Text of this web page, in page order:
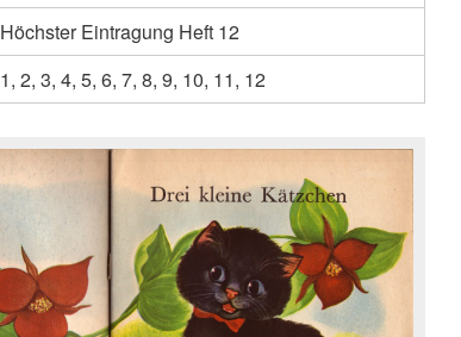
Höchster Eintragung Heft 12
1, 2, 3, 4, 5, 6, 7, 8, 9, 10, 11, 12